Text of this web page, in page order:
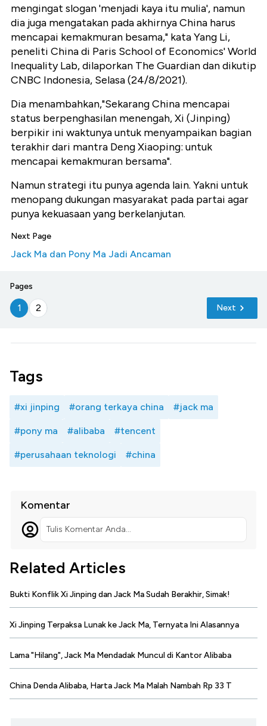
mengingat slogan 'menjadi kaya itu mulia', namun
dia juga mengatakan pada akhirnya China harus
mencapai kemakmuran besama," kata Yang Li,
peneliti China di Paris School of Economics' World
Inequality Lab, dilaporkan The Guardian dan dikutip
CNBC Indonesia, Selasa (24/8/2021).
Dia menambahkan,"Sekarang China mencapai
status berpenghasilan menengah, Xi (Jinping)
berpikir ini waktunya untuk menyampaikan bagian
terakhir dari mantra Deng Xiaoping: untuk
mencapai kemakmuran bersama".
Namun strategi itu punya agenda lain. Yakni untuk
menopang dukungan masyarakat pada partai agar
punya kekuasaan yang berkelanjutan.
Next Page
Jack Ma dan Pony Ma Jadi Ancaman
Pages
1 2 Next
Tags
#xi jinping #orang terkaya china #jack ma
#pony ma #alibaba #tencent
#perusahaan teknologi #china
Komentar
Tulis Komentar Anda...
Related Articles
Bukti Konflik Xi Jinping dan Jack Ma Sudah Berakhir, Simak!
Xi Jinping Terpaksa Lunak ke Jack Ma, Ternyata Ini Alasannya
Lama "Hilang", Jack Ma Mendadak Muncul di Kantor Alibaba
China Denda Alibaba, Harta Jack Ma Malah Nambah Rp 33 T